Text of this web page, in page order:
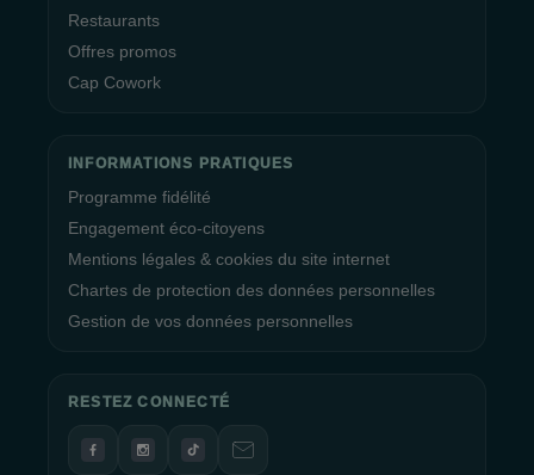
Restaurants
Offres promos
Cap Cowork
INFORMATIONS PRATIQUES
Programme fidélité
Engagement éco-citoyens
Mentions légales & cookies du site internet
Chartes de protection des données personnelles
Gestion de vos données personnelles
RESTEZ CONNECTÉ